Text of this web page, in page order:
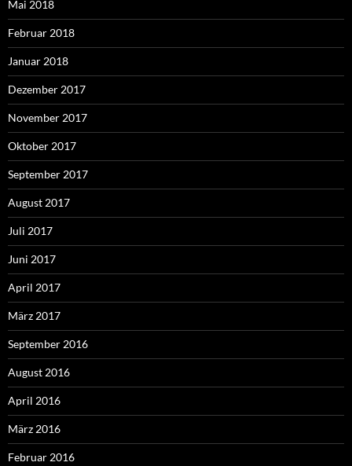
Mai 2018
Februar 2018
Januar 2018
Dezember 2017
November 2017
Oktober 2017
September 2017
August 2017
Juli 2017
Juni 2017
April 2017
März 2017
September 2016
August 2016
April 2016
März 2016
Februar 2016